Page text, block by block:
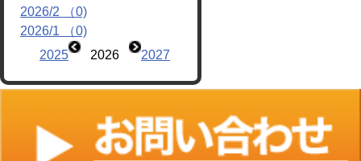
2026/2 （0)
2026/1 （0)
2025
2026 2027